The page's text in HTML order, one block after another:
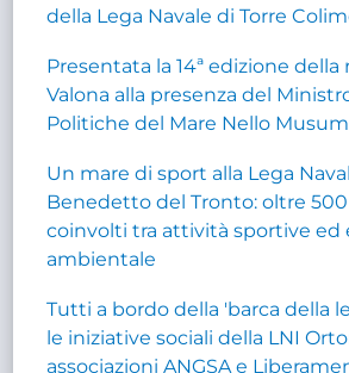
della Lega Navale di Torre
Presentata la 14ª edizione
Valona alla presenza del
Politiche del Mare Nello
Un mare di sport alla Lega
Benedetto del Tronto: oltre
coinvolti tra attività sportive ed
ambientale
Tutti a bordo della 'barca della
le iniziative sociali della LNI
associazioni ANGSA e